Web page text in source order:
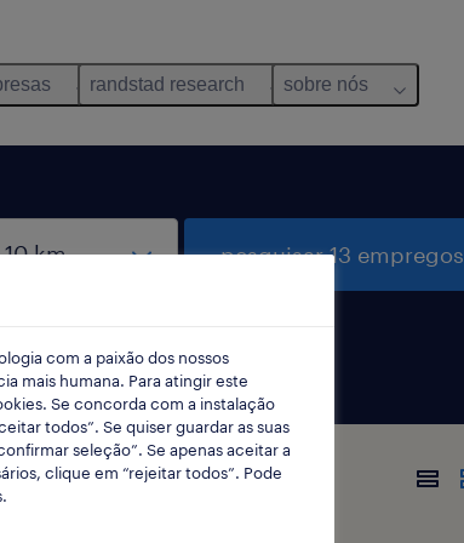
randstad research sobre nós
pesquisar 13 empregos
Braga
com a paixão dos nossos
mais humana. Para atingir este
Se concorda com a instalação
todos”. Se quiser guardar as suas
seleção”. Se apenas aceitar a
clique em “rejeitar todos”. Pode